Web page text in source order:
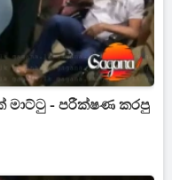
මාට්ටු - පරීක්ෂණ කරපු